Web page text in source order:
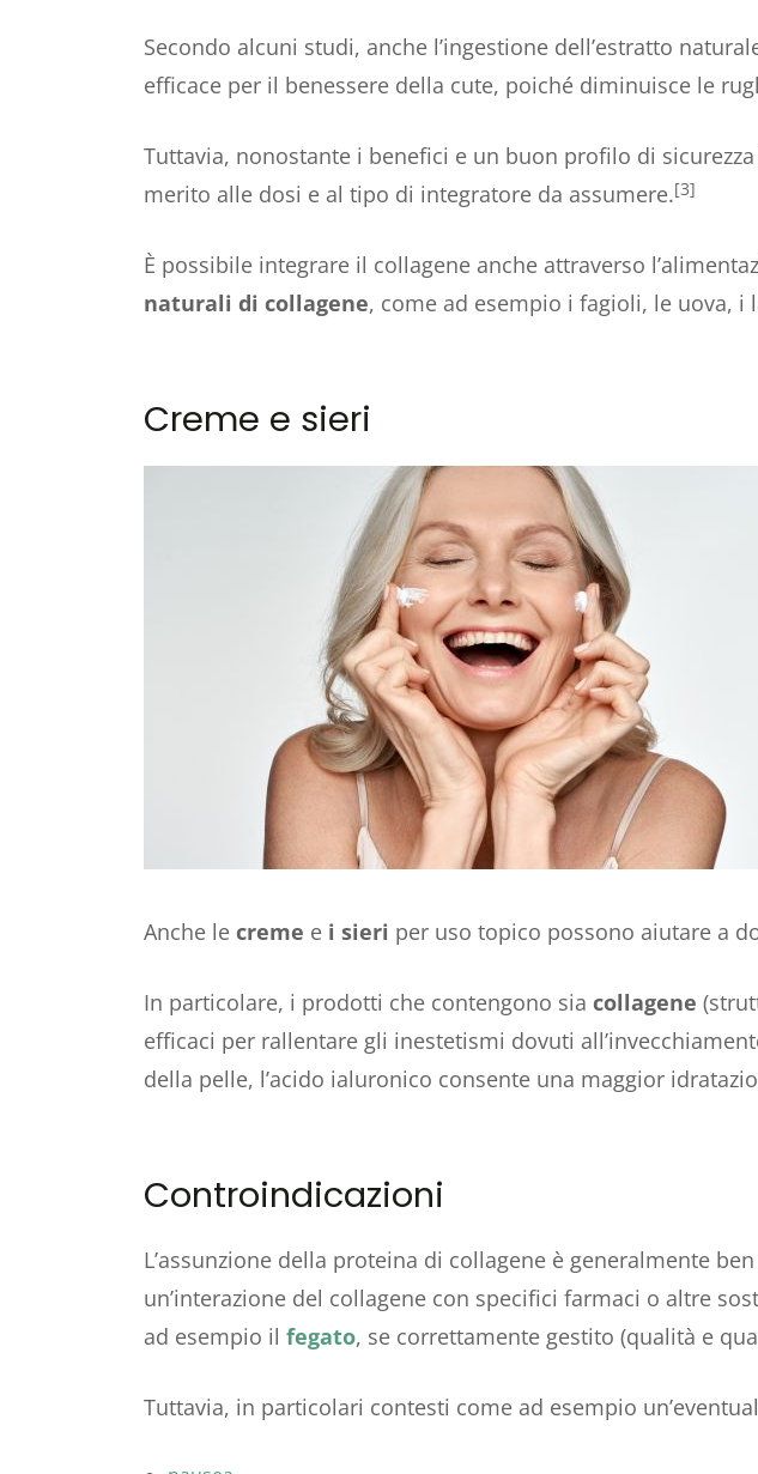
Secondo alcuni studi, anche l’ingestione dell’estratto
efficace per il benessere della cute, poiché diminuisce le
Tuttavia, nonostante i benefici e un buon profilo di
merito alle dosi e al tipo di integratore da assumere.[3]
È possibile integrare il collagene anche attraverso
naturali di collagene, come ad esempio i fagioli, le uova,
Creme e sieri
Anche le creme e i sieri per uso topico possono aiutare a
In particolare, i prodotti che contengono sia collagene
efficaci per rallentare gli inestetismi dovuti
della pelle, l’acido ialuronico consente una maggior
Controindicazioni
L’assunzione della proteina di collagene è generalmente
un’interazione del collagene con specifici farmaci o altre
ad esempio il fegato, se correttamente gestito (qualità e
Tuttavia, in particolari contesti come ad esempio